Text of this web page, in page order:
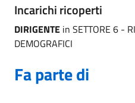
Incarichi ricoperti
DIRIGENTE in SETTORE 6 -
DEMOGRAFICI
Fa parte di